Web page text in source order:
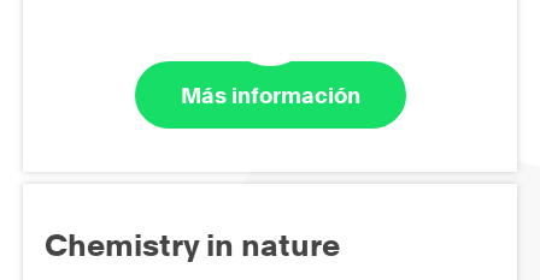
Más información
Chemistry in nature